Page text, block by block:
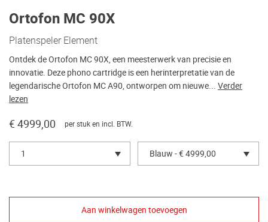
Ortofon MC 90X
Platenspeler Element
Ontdek de Ortofon MC 90X, een meesterwerk van precisie en
innovatie. Deze phono cartridge is een herinterpretatie van de
legendarische Ortofon MC A90, ontworpen om nieuwe... Verder
lezen
€ 4999,00 per stuk en incl. BTW.
1 Blauw - € 4999,00